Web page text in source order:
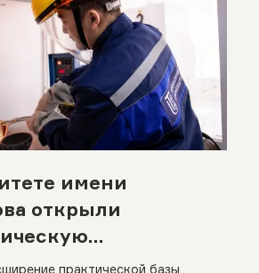
имени
открыли
практической базы